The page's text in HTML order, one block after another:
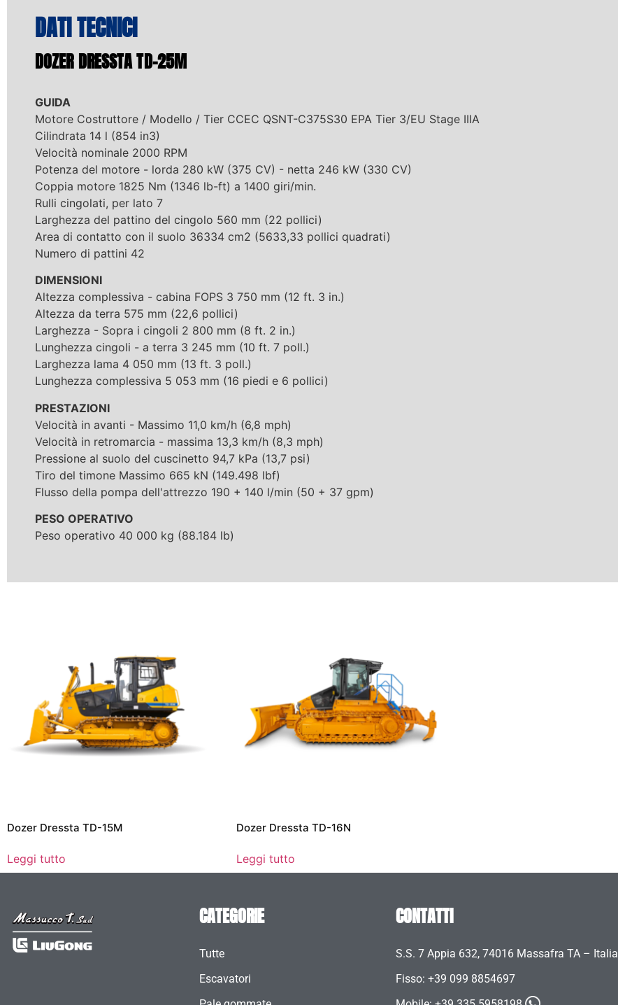
DATI TECNICI
DOZER DRESSTA TD-25M
GUIDA
Motore Costruttore / Modello / Tier CCEC QSNT-C375S30 EPA Tier 3/EU Stage IIIA
Cilindrata 14 l (854 in3)
Velocità nominale 2000 RPM
Potenza del motore - lorda 280 kW (375 CV) - netta 246 kW (330 CV)
Coppia motore 1825 Nm (1346 lb-ft) a 1400 giri/min.
Rulli cingolati, per lato 7
Larghezza del pattino del cingolo 560 mm (22 pollici)
Area di contatto con il suolo 36334 cm2 (5633,33 pollici quadrati)
Numero di pattini 42
DIMENSIONI
Altezza complessiva - cabina FOPS 3 750 mm (12 ft. 3 in.)
Altezza da terra 575 mm (22,6 pollici)
Larghezza - Sopra i cingoli 2 800 mm (8 ft. 2 in.)
Lunghezza cingoli - a terra 3 245 mm (10 ft. 7 poll.)
Larghezza lama 4 050 mm (13 ft. 3 poll.)
Lunghezza complessiva 5 053 mm (16 piedi e 6 pollici)
PRESTAZIONI
Velocità in avanti - Massimo 11,0 km/h (6,8 mph)
Velocità in retromarcia - massima 13,3 km/h (8,3 mph)
Pressione al suolo del cuscinetto 94,7 kPa (13,7 psi)
Tiro del timone Massimo 665 kN (149.498 lbf)
Flusso della pompa dell'attrezzo 190 + 140 l/min (50 + 37 gpm)
PESO OPERATIVO
Peso operativo 40 000 kg (88.184 lb)
Dozer Dressta TD-15M
Leggi tutto
Dozer Dressta TD-16N
Leggi tutto
CATEGORIE
Tutte
Escavatori
CONTATTI
S.S. 7 Appia 632, 74016 Massafra TA – Italia
Fisso: +39 099 8854697